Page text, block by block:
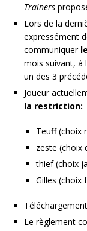
Trainers
Lors de la
expressément
communiquer
mois suivant, à
un des 3
Joueur
la restriction:
Teuff (choix
zeste (choix
thief (choix
Gilles (choix
Le règlement